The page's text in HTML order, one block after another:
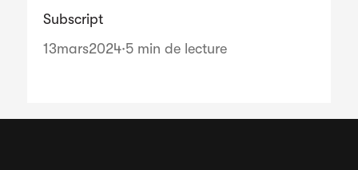
Subscript
13mars2024·5 min de lecture